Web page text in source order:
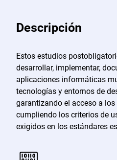
Descripción
Estos estudios
desarrollar, implementar,
aplicaciones informáticas
tecnologías y entornos de
garantizando el acceso a
cumpliendo los criterios de
exigidos en los estándares